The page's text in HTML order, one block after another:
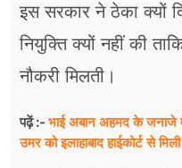
इस सरकार ने ठेका क्यों
नियुक्ति क्यों नहीं की
नौकरी मिलती।
पढ़ें :- भाई अबान अहमद के जनाजे
उमर को इलाहाबाद हाईकोर्ट से